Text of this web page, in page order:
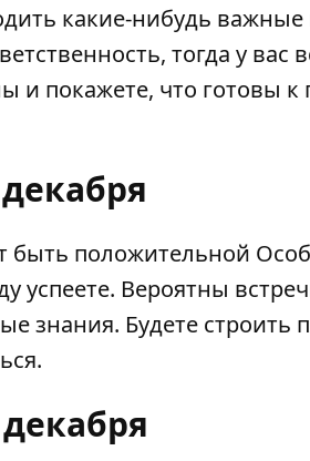
какие-нибудь
тогда у вас
покажете, что готовы к
быть положительной
успеете. Вероятны
знания. Будете строить